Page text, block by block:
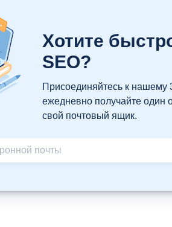
Хотите
SEO?
Присоединяйтесь к нашему
ежедневно получайте один
свой почтовый ящик.